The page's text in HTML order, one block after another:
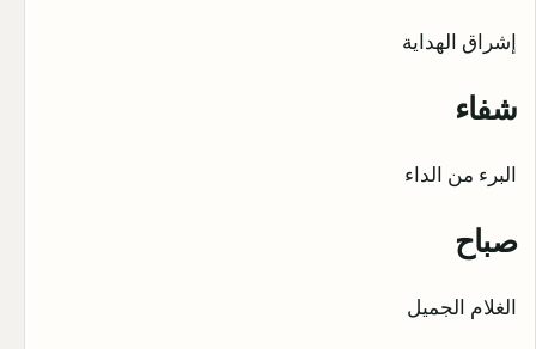
إشراق الهداية
شفاء
البرء من الداء
صباح
الغلام الجميل